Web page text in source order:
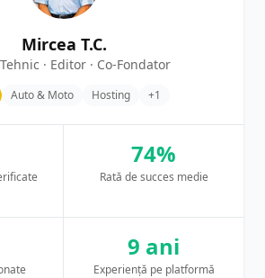
Mircea T.C.
· Editor · Co-Fondator
Auto & Moto Hosting +1
74%
Rată de succes medie
9 ani
Experiență pe platformă